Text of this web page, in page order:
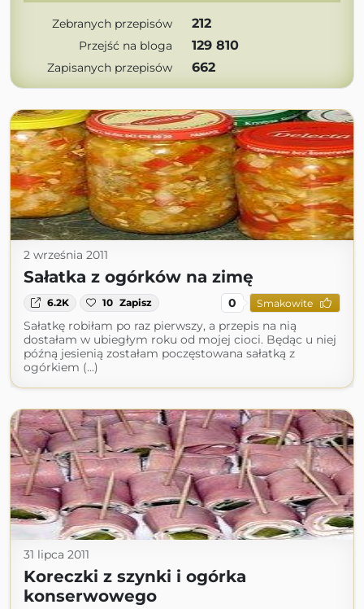
Zebranych przepisów 212
Przejść na bloga 129 810
Zapisanych przepisów 662
2 września 2011
Sałatka z ogórków na zimę
6.2K 10 Zapisz 0 Smakowite
Sałatkę robiłam po raz pierwszy, a przepis na nią
dostałam w ubiegłym roku od mojej cioci. Będąc u niej
późną jesienią zostałam poczęstowana sałatką z
ogórkiem (...)
31 lipca 2011
Koreczki z szynki i ogórka
konserwowego